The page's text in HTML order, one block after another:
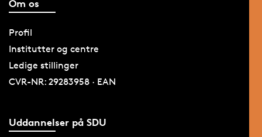
Om os
Profil
Institutter og centre
Ledige stillinger
CVR-NR: 29283958 · EAN
Uddannelser på SDU